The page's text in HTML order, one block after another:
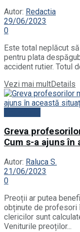
Autor: Redactia
29/06/2023
0
Este total neplăcut
pentru plata
accident rutier. Totul
Vezi mai multDetails
Greva
Cum s-a ajuns în
Autor: Raluca S.
21/06/2023
0
Preoții ar putea
obținute de profesori
clericilor sunt
Veniturile preoților...